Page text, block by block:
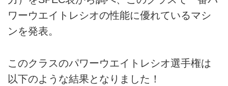
ワーウエイトレシオの性能に優れているマシ
ンを発表。
このクラスのパワーウエイトレシオ選手権は
以下のような結果となりました！